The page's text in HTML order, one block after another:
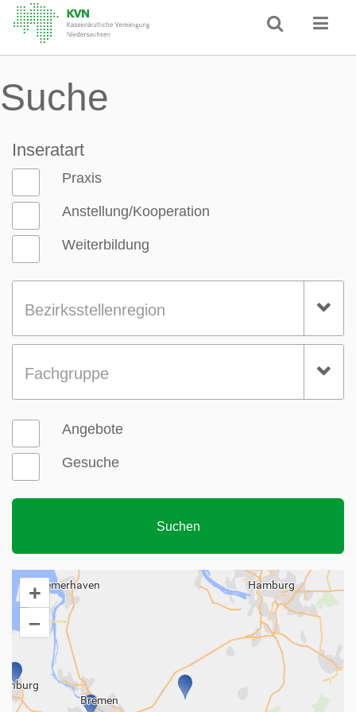
Suche
Inseratart
Praxis
Anstellung/Kooperation
Weiterbildung
Bezirksstellenregion
Fachgruppe
Angebote
Gesuche
+
–